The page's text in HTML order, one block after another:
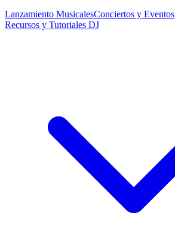
Lanzamiento MusicalesConciertos y Eventos
Recursos y Tutoriales DJ